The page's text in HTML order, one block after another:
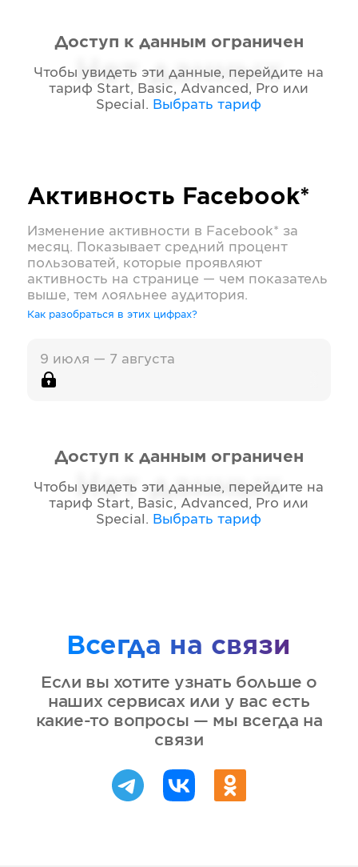
Нет данных
Доступ к данным ограничен
Чтобы увидеть эти данные, перейдите на
тариф Start, Basic, Advanced, Pro или
Special . Выбрать тариф
Активность Facebook*
Изменение активности в Facebook* за
месяц. Показывает средний процент
пользоватей, которые проявляют
активность на странице — чем показатель
выше, тем лояльнее аудитория.
Как разобраться в этих цифрах?
9 июля — 7 августа
Нет данных
Доступ к данным ограничен
Чтобы увидеть эти данные, перейдите на
тариф Start, Basic, Advanced, Pro или
Special . Выбрать тариф
Всегда на связи
Если вы хотите узнать больше о
наших сервисах или у вас есть
какие-то вопросы — мы всегда на
связи